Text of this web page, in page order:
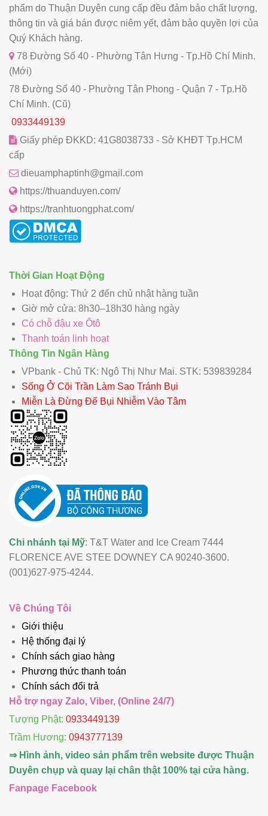
phẩm do Thuận Duyên cung cấp đều đảm bảo chất lượng,
thông tin và giá bán được niêm yết, đảm bảo quyền lợi của
Quý Khách hàng.
78 Đường Số 40 - Phường Tân Hưng - Tp.Hồ Chí Minh.
(Mới)
78 Đường Số 40 - Phường Tân Phong - Quận 7 - Tp.Hồ
Chí Minh. (Cũ)
0933449139
Giấy phép ĐKKD: 41G8038733 - Sở KHĐT Tp.HCM
cấp
dieuamphaptinh@gmail.com
https://thuanduyen.com/
https://tranhtuongphat.com/
Thời Gian Hoạt Động
Hoạt động: Thứ 2 đến chủ nhật hàng tuần
Giờ mở cửa: 8h30–18h30 hàng ngày
Có chỗ đậu xe Ôtô
Thanh toán linh hoạt
Thông Tin Ngân Hàng
VPbank - Chủ TK: Ngô Thị Như Mai. STK: 539839284
Sống Ở Cõi Trần Làm Sao Tránh Bụi
Miễn Là Đừng Để Bụi Nhiễm Vào Tâm
Chi nhánh tại Mỹ: T&T Water and Ice Cream 7444
FLORENCE AVE STEE DOWNEY CA 90240-3600.
(001)627-975-4244.
Về Chúng Tôi
Giới thiệu
Hệ thống đại lý
Chính sách giao hàng
Phương thức thanh toán
Chính sách đổi trả
Hỗ trợ ngay Zalo, Viber, (Online 24/7)
Tượng Phật: 0933449139
Trầm Hương: 0943777139
⇒ Hình ảnh, video sản phẩm trên website được Thuận
Duyên chụp và quay lại chân thật 100% tại cửa hàng.
Fanpage Facebook